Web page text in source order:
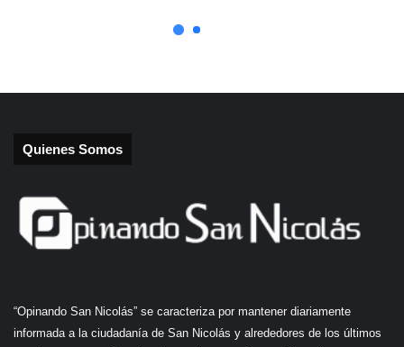
Quienes Somos
“Opinando San Nicolás” se caracteriza por mantener diariamente
informada a la ciudadanía de San Nicolás y alrededores de los últimos